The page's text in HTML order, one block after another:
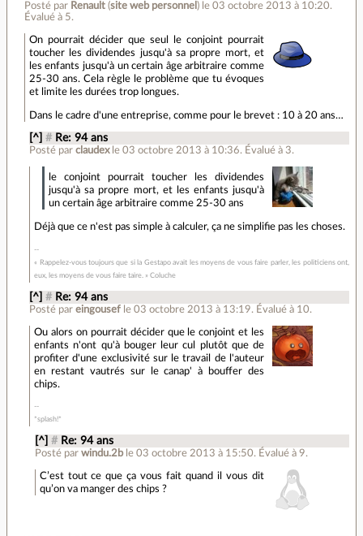
Posté par Renault(site web personnel ) le 03 octobre 2013 à 10:20.
Évalué à 5.
On pourrait décider que seul le conjoint pourrait
toucher les dividendes jusqu'à sa propre mort, et
les enfants jusqu'à un certain âge arbitraire comme
25-30 ans. Cela règle le problème que tu évoques
et limite les durées trop longues.
Dans le cadre d'une entreprise, comme pour le brevet : 10 à 20 ans…
[^] # Re: 94 ans
Posté parclaudex le 03 octobre 2013 à 10:36. Évalué à 3.
le conjoint pourrait toucher les dividendes
jusqu'à sa propre mort, et les enfants jusqu'à
un certain âge arbitraire comme 25-30 ans
Déjà que ce n'est pas simple à calculer, ça ne simplifie pas les choses.
« Rappelez-vous toujours que si la Gestapo avait les moyens de vous faire parler, les politiciens ont,
eux, les moyens de vous faire taire. » Coluche
[^] # Re: 94 ans
Posté pareingousef le 03 octobre 2013 à 13:19. Évalué à 10.
Ou alors on pourrait décider que le conjoint et les
enfants n'ont qu'à bouger leur cul plutôt que de
profiter d'une exclusivité sur le travail de l'auteur
en restant vautrés sur le canap' à bouffer des
chips.
*splash!*
[^] # Re: 94 ans
Posté par windu.2b le 03 octobre 2013 à 15:50.Évalué à 9.
C’est tout ce que ça vous fait quand il vous dit
qu’on va manger des chips ?